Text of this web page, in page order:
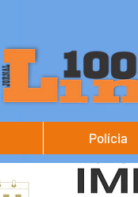
Polícia